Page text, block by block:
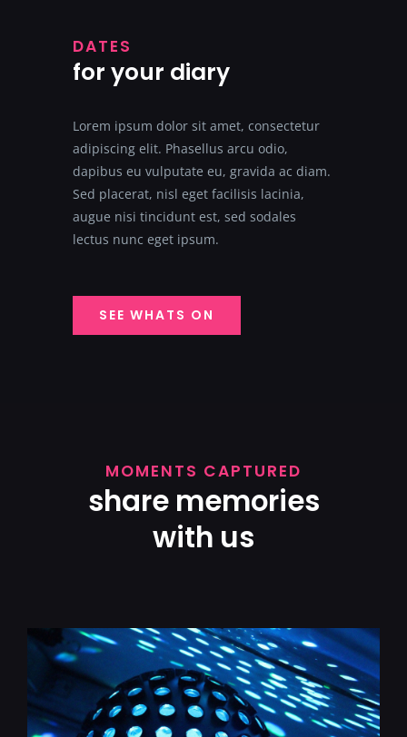
DATES
for your diary
Lorem ipsum dolor sit amet, consectetur
adipiscing elit. Phasellus arcu odio,
dapibus eu vulputate eu, gravida ac diam.
Sed placerat, nisl eget facilisis lacinia,
augue nisi tincidunt est, sed sodales
lectus nunc eget ipsum.
SEE WHATS ON
MOMENTS CAPTURED
share memories
with us